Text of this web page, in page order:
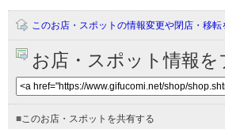
このお店・スポットの情報変更や閉店・移転
お店・スポット情報を
■このお店・スポットを共有する